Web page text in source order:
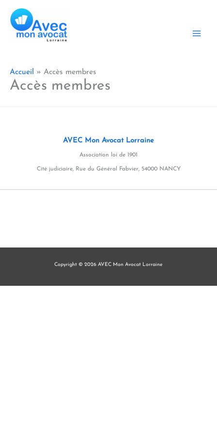
contenu
Accueil Accès membres
Accès membres
AVEC Mon Avocat Lorraine
Association loi de 1901
Cité judiciaire, Rue du Général Fabvier, 54000 NANCY
Copyright © 2026 AVEC Mon Avocat Lorraine